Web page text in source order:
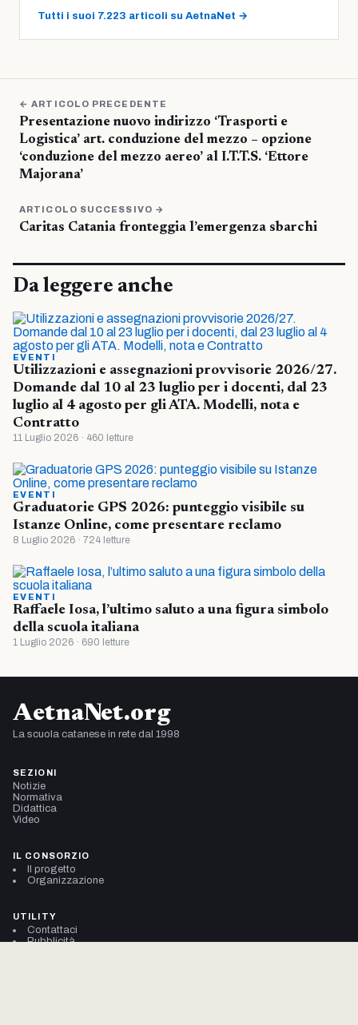
Tutti i suoi 7.223 articoli su AetnaNet →
← ARTICOLO PRECEDENTE
Presentazione nuovo indirizzo ‘Trasporti e
Logistica’ art. conduzione del mezzo – opzione
‘conduzione del mezzo aereo’ al I.T.T.S. ‘Ettore
Majorana’
ARTICOLO SUCCESSIVO →
Caritas Catania fronteggia l’emergenza sbarchi
Da leggere anche
EVENTI
Utilizzazioni e assegnazioni provvisorie 2026/27.
Domande dal 10 al 23 luglio per i docenti, dal 23
luglio al 4 agosto per gli ATA. Modelli, nota e
Contratto
11 Luglio 2026 · 460 letture
EVENTI
Graduatorie GPS 2026: punteggio visibile su
Istanze Online, come presentare reclamo
8 Luglio 2026 · 724 letture
EVENTI
Raffaele Iosa, l’ultimo saluto a una figura simbolo
della scuola italiana
1 Luglio 2026 · 690 letture
AetnaNet.org
La scuola catanese in rete dal 1998
SEZIONI
Notizie
Normativa
Didattica
Video
IL CONSORZIO
Il progetto
Organizzazione
UTILITY
Contattaci
Pubblicità